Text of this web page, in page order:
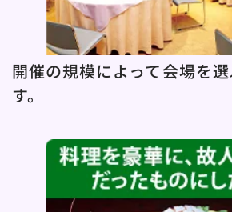
開催の規模によって会場を
す。